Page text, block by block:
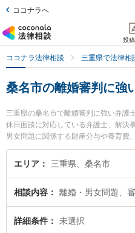
ココナラへ
投
ココナラ法律相談 三重県で法律相
桑名市の離婚審判に強
三重県の桑名市で離婚審判に強い弁護
休日面談に対応している弁護士、解決
男女問題に関係する財産分与や養育費
もでき便利です。特に弁護士法人関・
田 哲弁護士や梅村・長谷川法律事務
士に相談したい』『離婚審判のトラブ
したい』『初回相談無料で離婚審判を
予約したい』などでお困りの相談者さ
エリア 三重県、桑名市
相談内容 離婚・男女問題、
詳細条件 未選択